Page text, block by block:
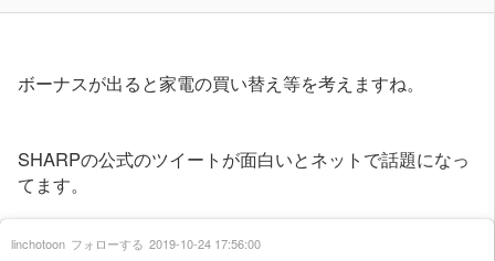
ボーナスが出ると家電の買い替え等を考えますね。
SHARPの公式のツイートが面白いとネットで話題になっ
てます。
linchotoon フォローする 2019-10-24 17:56:00